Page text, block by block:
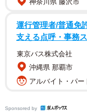
ひっくり返す時は、
⑥ 手を休むことなく
に近い中央が熱いの
れ替えながら焼くのが
運行管理者/普通免
支える点呼・事務
東京バス株式会社
沖縄県 那覇市
アルバイト・パ
Sponsored by